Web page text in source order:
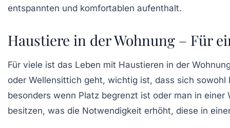
Haustiere in der Wohnung – Für
Für viele ist das Leben mit Haustieren in der
oder Wellensittich geht, wichtig ist, dass sich
besonders wenn Platz begrenzt ist oder man in
besitzen, was die Notwendigkeit erhöht, diese in